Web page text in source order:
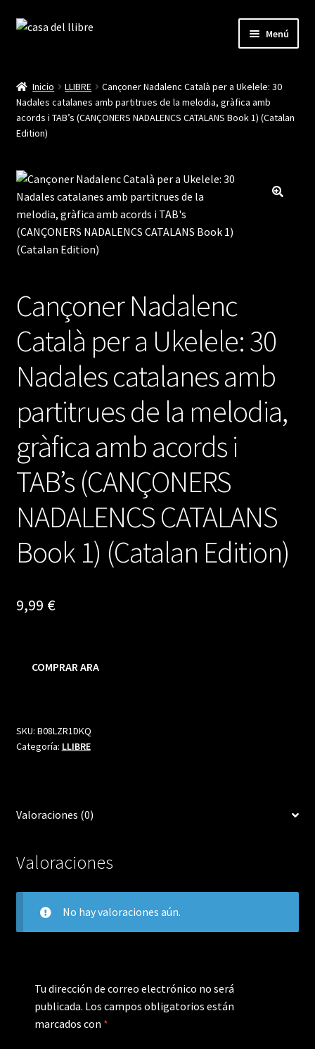
Ir
navegación
Ir
Menú
Blog
Cistella
Finalitzar compra
La meva compte
Inicio LLIBRE
Cançoner Nadalenc Català per a Ukelele: 30
Nadales catalanes amb partitrues de la melodia, gràfica amb
acords i TAB’s (CANÇONERS NADALENCS CATALANS Book 1) (Catalan
Edition)
Cançoner Nadalenc
Català per a Ukelele: 30
Nadales catalanes amb
partitrues de la melodia,
gràfica amb acords i
TAB’s (CANÇONERS
NADALENCS CATALANS
Book 1) (Catalan Edition)
9,99 €
COMPRAR ARA
SKU: B08LZR1DKQ
Categoría: LLIBRE
Valoraciones (0)
Valoraciones
No hay valoraciones aún.
Tu dirección de correo electrónico no será
publicada. Los campos obligatorios están
marcados con *